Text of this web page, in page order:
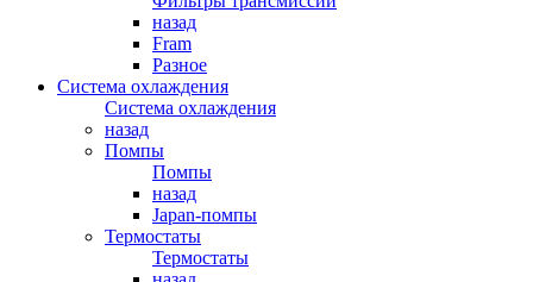
назад
Fram
Разное
Система охлаждения
Система охлаждения
назад
Помпы
Помпы
назад
Japan-помпы
Термостаты
Термостаты